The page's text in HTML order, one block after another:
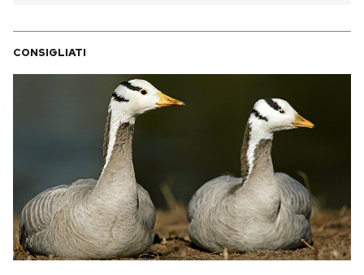
CONSIGLIATI